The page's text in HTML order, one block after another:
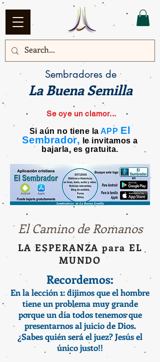
Sembradores de
La Buena Semilla
Se oye un clamor...
Si aún no tiene la APP El
Sembrador, le invitamos a
bajarla, es gratuita.
El Camino de Romanos
LA ESPERANZA para EL
MUNDO
Recordemos:
En la lección 1: dijimos que el hombre
tiene un problema muy grande
porque un día todos tenemos que
presentarnos al juicio de Dios.
¿Sabes quién será el juez? Jesús el
único justo!!